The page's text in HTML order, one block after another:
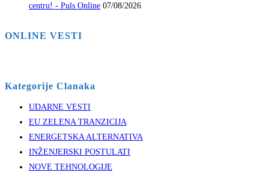
centru! - Puls Online 07/08/2026
ONLINE VESTI
Kategorije Clanaka
UDARNE VESTI
EU ZELENA TRANZICIJA
ENERGETSKA ALTERNATIVA
INŽENJERSKI POSTULATI
NOVE TEHNOLOGIJE